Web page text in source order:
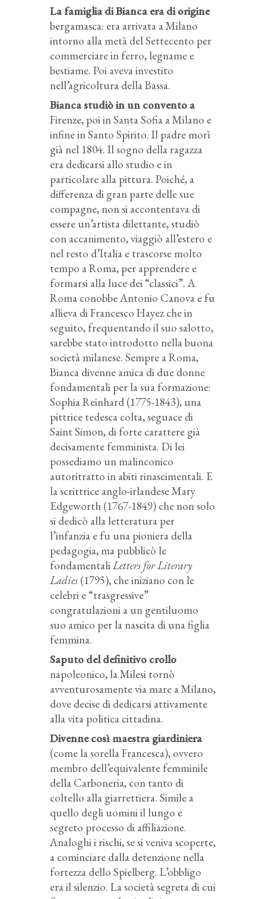
La famiglia di Bianca era di origine
bergamasca: era arrivata a Milano
intorno alla metà del Settecento per
commerciare in ferro, legname e
bestiame. Poi aveva investito
nell’agricoltura della Bassa.
Bianca studiò in un convento a
Firenze, poi in Santa Sofia a Milano e
infine in Santo Spirito. Il padre morì
già nel 1804. Il sogno della ragazza
era dedicarsi allo studio e in
particolare alla pittura. Poiché, a
differenza di gran parte delle sue
compagne, non si accontentava di
essere un’artista dilettante, studiò
con accanimento, viaggiò all’estero e
nel resto d’Italia e trascorse molto
tempo a Roma, per apprendere e
formarsi alla luce dei “classici”. A
Roma conobbe Antonio Canova e fu
allieva di Francesco Hayez che in
seguito, frequentando il suo salotto,
sarebbe stato introdotto nella buona
società milanese. Sempre a Roma,
Bianca divenne amica di due donne
fondamentali per la sua formazione:
Sophia Reinhard (1775-1843), una
pittrice tedesca colta, seguace di
Saint Simon, di forte carattere già
decisamente femminista. Di lei
possediamo un malinconico
autoritratto in abiti rinascimentali. E
la scrittrice anglo-irlandese Mary
Edgeworth (1767-1849) che non solo
si dedicò alla letteratura per
l’infanzia e fu una pioniera della
pedagogia, ma pubblicò le
fondamentaliLetters for Literary
Ladies(1795), che iniziano con le
celebri e “trasgressive”
congratulazioni a un gentiluomo
suo amico per la nascita di una figlia
femmina.
Saputo del definitivo crollo
napoleonico, la Milesi tornò
avventurosamente via mare a Milano,
dove decise di dedicarsi attivamente
alla vita politica cittadina.
Divenne così maestra giardiniera
(come la sorella Francesca), ovvero
membro dell’equivalente femminile
della Carboneria, con tanto di
coltello alla giarrettiera. Simile a
quello degli uomini il lungo e
segreto processo di affiliazione.
Analoghi i rischi, se si veniva scoperte,
a cominciare dalla detenzione nella
fortezza dello Spielberg. L’obbligo
era il silenzio. La società segreta di cui